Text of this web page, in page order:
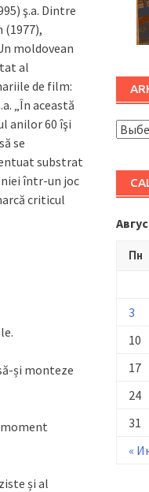
ş.a. Dintre
(1977),
moldovean
al
de film:
„În această
anilor 60 îşi
se
substrat
într-un joc
criticul
și monteze
moment
și al
Пн
«
3
10
17
24
31